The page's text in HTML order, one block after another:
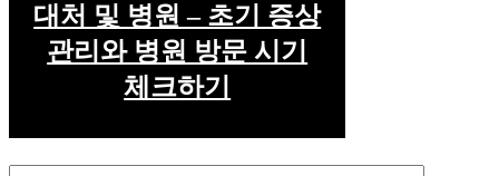
대처 및 병원 – 초기 증상
관리와 병원 방문 시기
체크하기